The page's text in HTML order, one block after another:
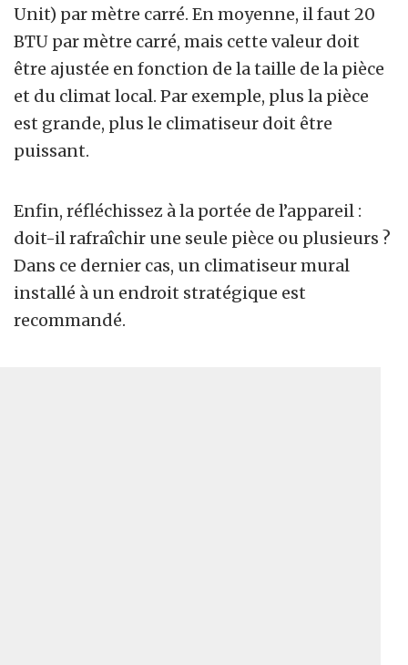
Unit) par mètre carré. En moyenne, il faut 20
BTU par mètre carré, mais cette valeur doit
être ajustée en fonction de la taille de la pièce
et du climat local. Par exemple, plus la pièce
est grande, plus le climatiseur doit être
puissant.
Enfin, réfléchissez à la portée de l’appareil :
doit-il rafraîchir une seule pièce ou plusieurs ?
Dans ce dernier cas, un climatiseur mural
installé à un endroit stratégique est
recommandé.